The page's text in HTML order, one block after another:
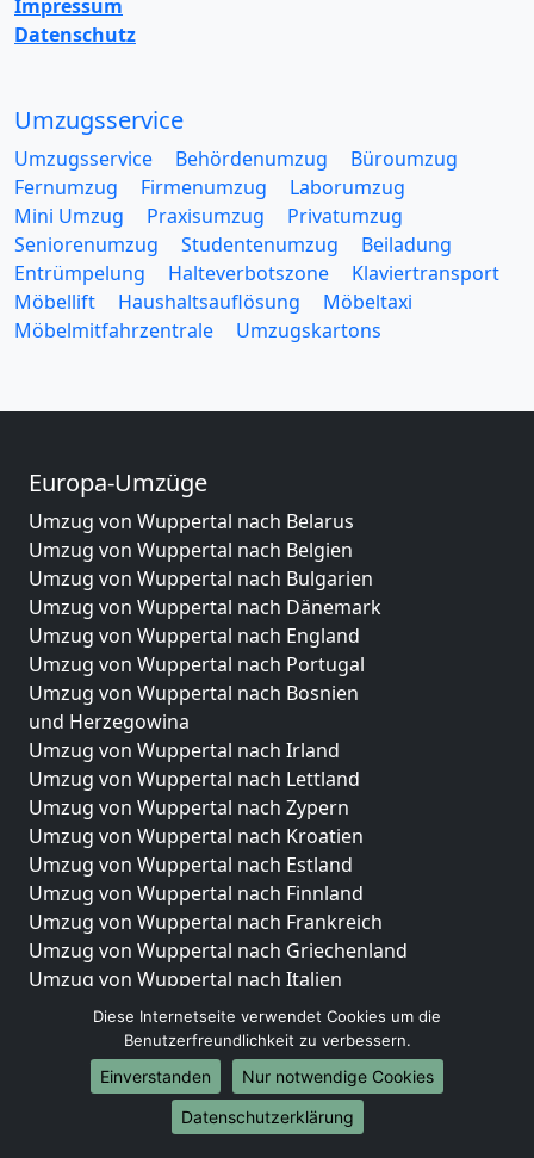
Impressum
Datenschutz
Umzugsservice
Umzugsservice Behördenumzug
Büroumzug
Fernumzug
Firmenumzug
Laborumzug
Mini Umzug
Praxisumzug
Privatumzug
Seniorenumzug
Studentenumzug
Beiladung
Entrümpelung
Halteverbotszone
Klaviertransport
Möbellift
Haushaltsauflösung
Möbeltaxi
Möbelmitfahrzentrale
Umzugskartons
Europa-Umzüge
Umzug von Wuppertal nach Belarus
Umzug von Wuppertal nach Belgien
Umzug von Wuppertal nach Bulgarien
Umzug von Wuppertal nach Dänemark
Umzug von Wuppertal nach England
Umzug von Wuppertal nach Portugal
Umzug von Wuppertal nach Bosnien
und Herzegowina
Umzug von Wuppertal nach Irland
Umzug von Wuppertal nach Lettland
Umzug von Wuppertal nach Zypern
Umzug von Wuppertal nach Kroatien
Umzug von Wuppertal nach Estland
Umzug von Wuppertal nach Finnland
Umzug von Wuppertal nach Frankreich
Umzug von Wuppertal nach Griechenland
Umzug von Wuppertal nach Italien
Umzug von Wuppertal nach Liechtenstein
Umzug von Wuppertal nach Luxemburg
Umzug von Wuppertal nach Niederlande
Umzug von Wuppertal nach Norwegen
Umzüge-Deutschlandweit
Diese Internetseite verwendet Cookies um die
Benutzerfreundlichkeit zu verbessern.
Einverstanden
Nur notwendige Cookies
Datenschutzerklärung